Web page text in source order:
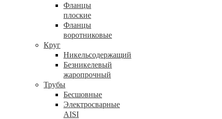
Фланцы
плоские
Фланцы
воротниковые
Круг
Никельсодержащий
Безникелевый
жаропрочный
Трубы
Бесшовные
Электросварные
AISI